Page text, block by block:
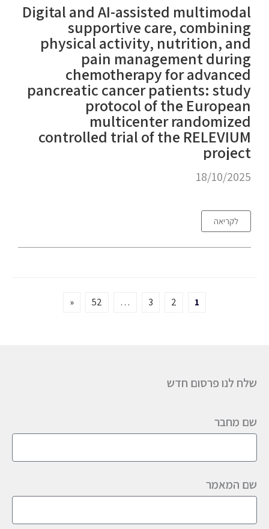
Digital and AI-assisted multimodal
supportive care, combining
physical activity, nutrition, and
pain management during
chemotherapy for advanced
pancreatic cancer patients: study
protocol of the European
multicenter randomized
controlled trial of the RELEVIUM
project
18/10/2025
לקריאה
1
2
3
…
52
«
שלח לנו פרסום חדש
שם מחבר
שם המאמר